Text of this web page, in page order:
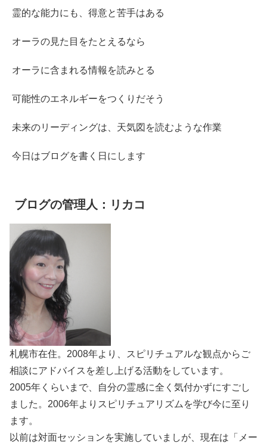
霊的な能力にも、得意と苦手はある
オーラの見た目をたとえるなら
オーラに含まれる情報を読みとる
可能性のエネルギーをつくりだそう
未来のリーディングは、天気図を読むような作業
今日はブログを書く日にします
ブログの管理人：リカコ
札幌市在住。2008年より、スピリチュアルな観点からご
相談にアドバイスを差し上げる活動をしています。
2005年くらいまで、自分の霊感に全く気付かずにすごし
ました。2006年よりスピリチュアリズムを学び今に至り
ます。
以前は対面セッションを実施していましが、現在は「メー